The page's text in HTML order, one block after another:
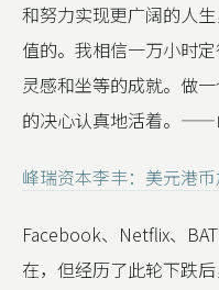
和努力实现更广阔的人
值的。我相信一万小时
灵感和坐等的成就。做
的决心认真地活着。——
峰瑞资本李丰：美元港
Facebook、Netflix、
在，但经历了此轮下跌